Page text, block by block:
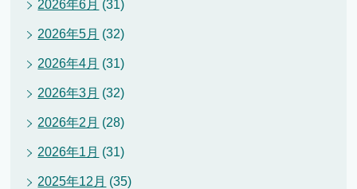
2026年6月 (31)
2026年5月 (32)
2026年4月 (31)
2026年3月 (32)
2026年2月 (28)
2026年1月 (31)
2025年12月 (35)